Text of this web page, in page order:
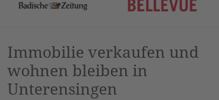
Immobilie verkaufen und
wohnen bleiben in
Unterensingen